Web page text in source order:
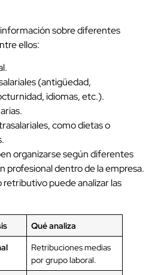
sobre diferentes
ellos:
(antigüedad,
idiomas, etc.).
como dietas o
organizarse según diferentes
profesional dentro de la empresa.
retributivo puede analizar las
Qué analiza
Retribuciones medias
por grupo laboral.